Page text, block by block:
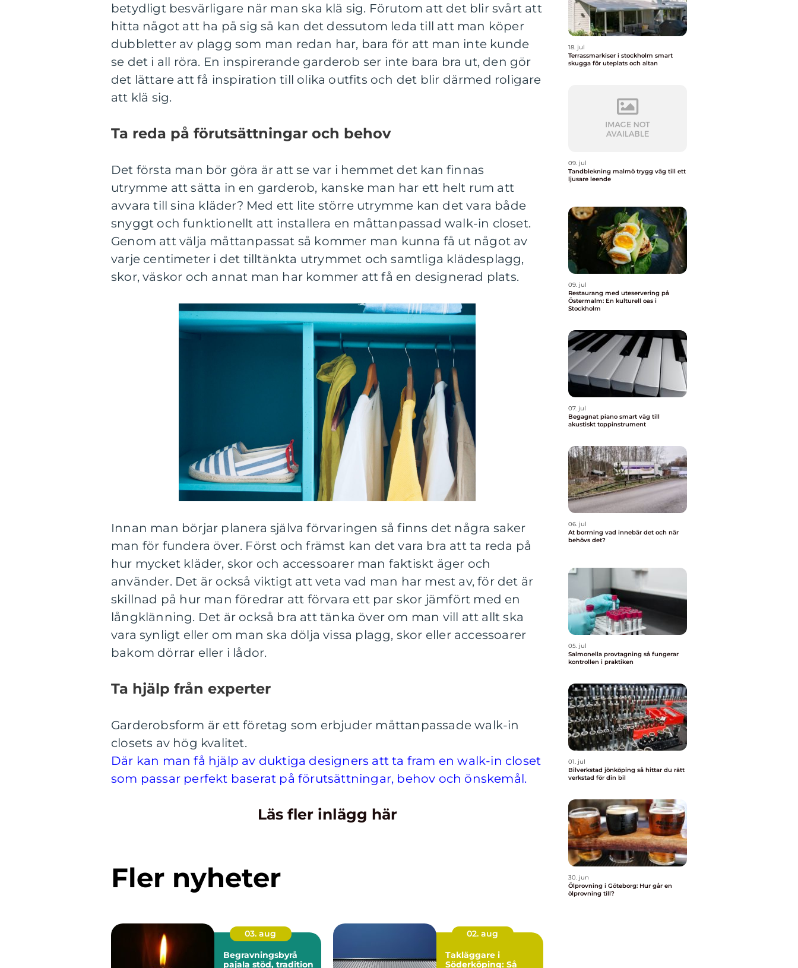
betydligt besvärligare när man ska klä sig. Förutom att det blir svårt att
hitta något att ha på sig så kan det dessutom leda till att man köper
dubbletter av plagg som man redan har, bara för att man inte kunde
se det i all röra. En inspirerande garderob ser inte bara bra ut, den gör
det lättare att få inspiration till olika outfits och det blir därmed roligare
att klä sig.
Ta reda på förutsättningar och behov
Det första man bör göra är att se var i hemmet det kan finnas
utrymme att sätta in en garderob, kanske man har ett helt rum att
avvara till sina kläder? Med ett lite större utrymme kan det vara både
snyggt och funktionellt att installera en måttanpassad walk-in closet.
Genom att välja måttanpassat så kommer man kunna få ut något av
varje centimeter i det tilltänkta utrymmet och samtliga klädesplagg,
skor, väskor och annat man har kommer att få en designerad plats.
Innan man börjar planera själva förvaringen så finns det några saker
man för fundera över. Först och främst kan det vara bra att ta reda på
hur mycket kläder, skor och accessoarer man faktiskt äger och
använder. Det är också viktigt att veta vad man har mest av, för det är
skillnad på hur man föredrar att förvara ett par skor jämfört med en
långklänning. Det är också bra att tänka över om man vill att allt ska
vara synligt eller om man ska dölja vissa plagg, skor eller accessoarer
bakom dörrar eller i lådor.
Ta hjälp från experter
Garderobsform är ett företag som erbjuder måttanpassade walk-in
closets av hög kvalitet.
Där kan man få hjälp av duktiga designers att ta fram en walk-in closet
som passar perfekt baserat på förutsättningar, behov och önskemål.
Läs fler inlägg här
Fler nyheter
03. aug
Begravningsbyrå
pajala stöd, tradition
02. aug
Takläggare i
Söderköping: Så
18. jul
Terrassmarkiser i stockholm smart
skugga för uteplats och altan
09. jul
Tandblekning malmö trygg väg till ett
ljusare leende
09. jul
Restaurang med uteservering på
Östermalm: En kulturell oas i
Stockholm
07. jul
Begagnat piano smart väg till
akustiskt toppinstrument
06. jul
At borrning vad innebär det och när
behövs det?
05. jul
Salmonella provtagning så fungerar
kontrollen i praktiken
01. jul
Bilverkstad jönköping så hittar du rätt
verkstad för din bil
30. jun
Ölprovning i Göteborg: Hur går en
ölprovning till?